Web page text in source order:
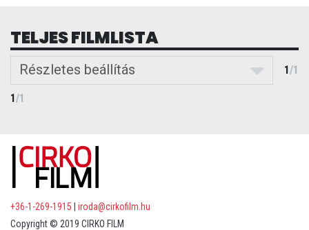
TELJES FILMLISTA
Részletes beállítás 1/1
1/1
+36-1-269-1915
iroda@cirkofilm.hu
Copyright © 2019 CIRKO FILM